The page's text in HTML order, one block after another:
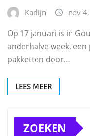
Karlijn nov
Op 17 januari is in
anderhalve week,
pakketten door…
LEES MEER
ZOEKEN